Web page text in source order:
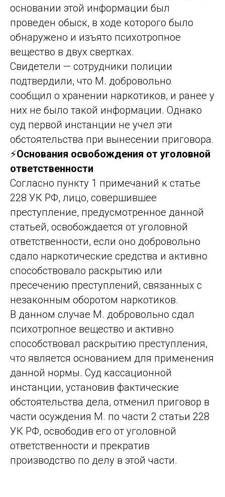
основании этой информации был
проведен обыск, в ходе которого было
обнаружено и изъято психотропное
вещество в двух свертках.
Свидетели — сотрудники полиции
подтвердили, что М. добровольно
сообщил о хранении наркотиков, и ранее у
них не было такой информации. Однако
суд первой инстанции не учел эти
обстоятельства при вынесении приговора.
⚡Основания освобождения от уголовной
ответственности
Согласно пункту 1 примечаний к статье
228 УК РФ, лицо, совершившее
преступление, предусмотренное данной
статьей, освобождается от уголовной
ответственности, если оно добровольно
сдало наркотические средства и активно
способствовало раскрытию или
пресечению преступлений, связанных с
незаконным оборотом наркотиков.
В данном случае М. добровольно сдал
психотропное вещество и активно
способствовал раскрытию преступления,
что является основанием для применения
данной нормы. Суд кассационной
инстанции, установив фактические
обстоятельства дела, отменил приговор в
части осуждения М. по части 2 статьи 228
УК РФ, освободив его от уголовной
ответственности и прекратив
производство по делу в этой части.